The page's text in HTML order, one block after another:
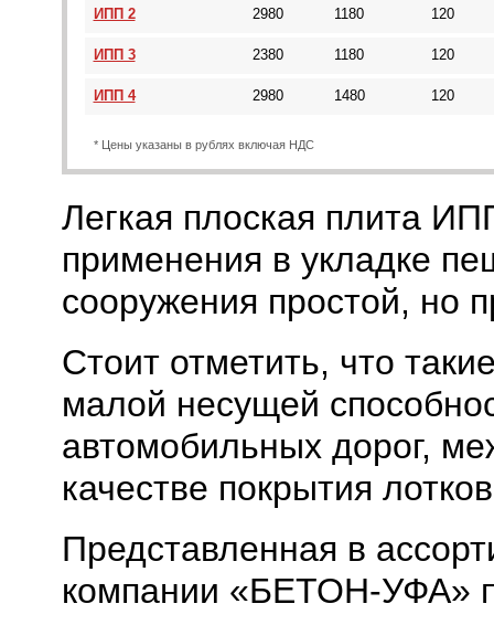
ИПП 2 2980 1180 120
ИПП 3 2380 1180 120
ИПП 4 2980 1480 120
* Цены указаны в рублях включая НДС
Легкая плоская плита
применения в укладке
сооружения простой, но
Стоит отметить, что
малой несущей
автомобильных дорог,
качестве покрытия
Представленная в
компании «БЕТОН-УФА»